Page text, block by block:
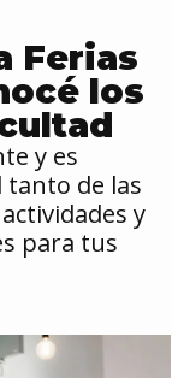
Ferias
los
y es
de las
y
para tus